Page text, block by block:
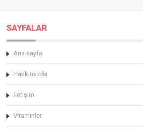
SAYFALAR
Ana sayfa
Hakkimizda
İletişim
Vitaminler